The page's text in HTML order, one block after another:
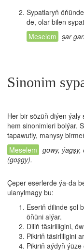
Sypatlaryň
de, olar bilen
şar
Sinonim
Her bir sözüň diýen ýaly
hem sinonimleri bolýar.
tapawutly, manysy
gowy,
(goşgy).
Çeper eserlerde ýa-da
ulanylmagy bu:
Eseriň dilinde şol
öňüni alýar.
Diliň täsirliligini,
Pikiriň täsirliligini
Pikiriň aýdyň